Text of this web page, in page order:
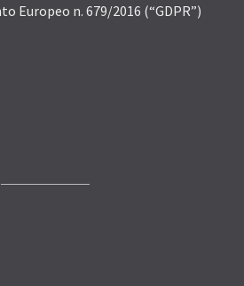
Europeo n. 679/2016 (“GDPR”)